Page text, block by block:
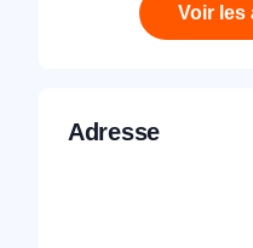
Voir les
Adresse